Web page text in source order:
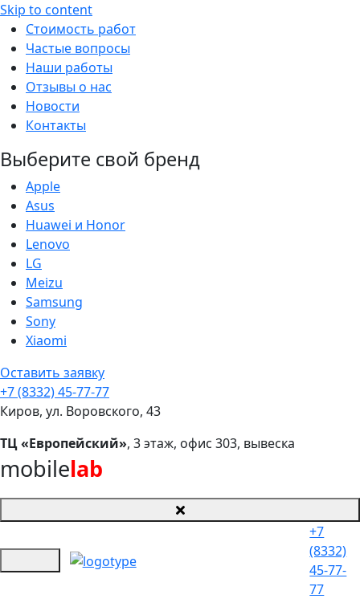
Skip to content
Стоимость работ
Частые вопросы
Наши работы
Отзывы о нас
Новости
Контакты
Выберите свой бренд
Apple
Asus
Huawei и Honor
Lenovo
LG
Meizu
Samsung
Sony
Xiaomi
Оставить заявку
+7 (8332) 45-77-77
Киров, ул. Воровского, 43
ТЦ «Европейский», 3 этаж, офис 303, вывеска
mobilelab
+7
(8332)
45-77-
77